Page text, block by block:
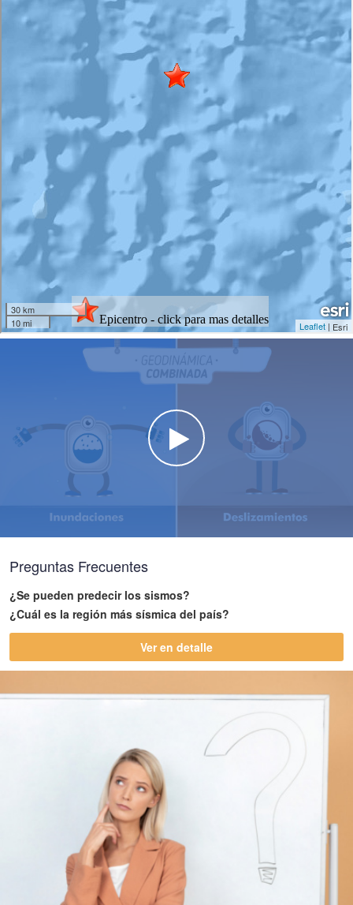
Watch the video
Preguntas Frecuentes
¿Se pueden predecir los sismos?
¿Cuál es la región más sísmica del país?
Ver en detalle